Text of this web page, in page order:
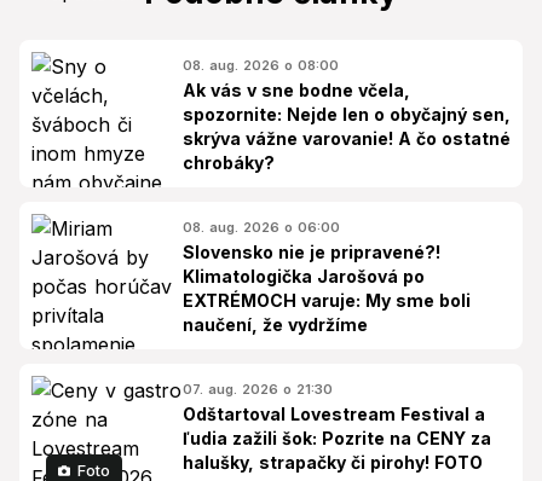
08. aug. 2026 o 08:00
Ak vás v sne bodne včela,
spozornite: Nejde len o obyčajný sen,
skrýva vážne varovanie! A čo ostatné
chrobáky?
08. aug. 2026 o 06:00
Slovensko nie je pripravené?!
Klimatologička Jarošová po
EXTRÉMOCH varuje: My sme boli
naučení, že vydržíme
Foto
07. aug. 2026 o 21:30
Odštartoval Lovestream Festival a
ľudia zažili šok: Pozrite na CENY za
halušky, strapačky či pirohy! FOTO